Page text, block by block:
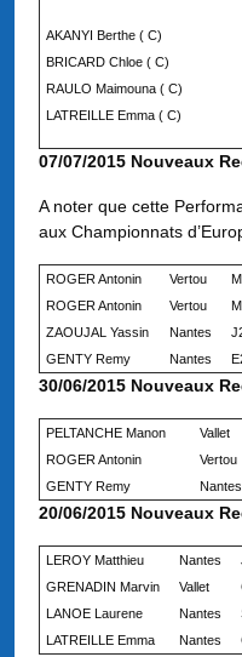
AKANYI Berthe ( C)
BRICARD Chloe ( C)
RAULO Maimouna ( C)
LATREILLE Emma ( C)
07/07/2015 Nouveaux
A noter que cette
aux Championnats
ROGER Antonin Vertou
ROGER Antonin
Vertou
ZAOUJAL Yassin
Nantes
GENTY Remy
Nantes
30/06/2015 Nouveaux
PELTANCHE Manon Vallet
ROGER Antonin
Vertou
GENTY Remy
Nantes
20/06/2015 Nouveaux
LEROY Matthieu Nantes
GRENADIN Marvin
Vallet
LANOE Laurene
Nantes
LATREILLE Emma
Nantes